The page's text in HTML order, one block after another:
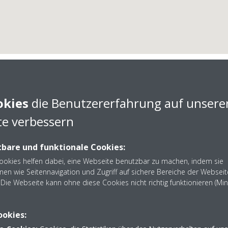
Sanitär- und
Sanitär- und Heizungstechnik aus Freiburg -
die Benutzererfahrung auf
verbessern
und funktionale Cookies:
helfen dabei, eine Webseite benutzbar zu machen, indem sie
wie Seitennavigation und Zugriff auf sichere Bereiche der
Webseite kann ohne diese Cookies nicht richtig funktionieren